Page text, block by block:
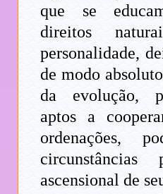
que se
direitos
personalidade,
de modo
da evolução,
aptos a
ordenações,
ascensional de